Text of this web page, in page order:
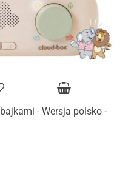
- Wersja polsko -